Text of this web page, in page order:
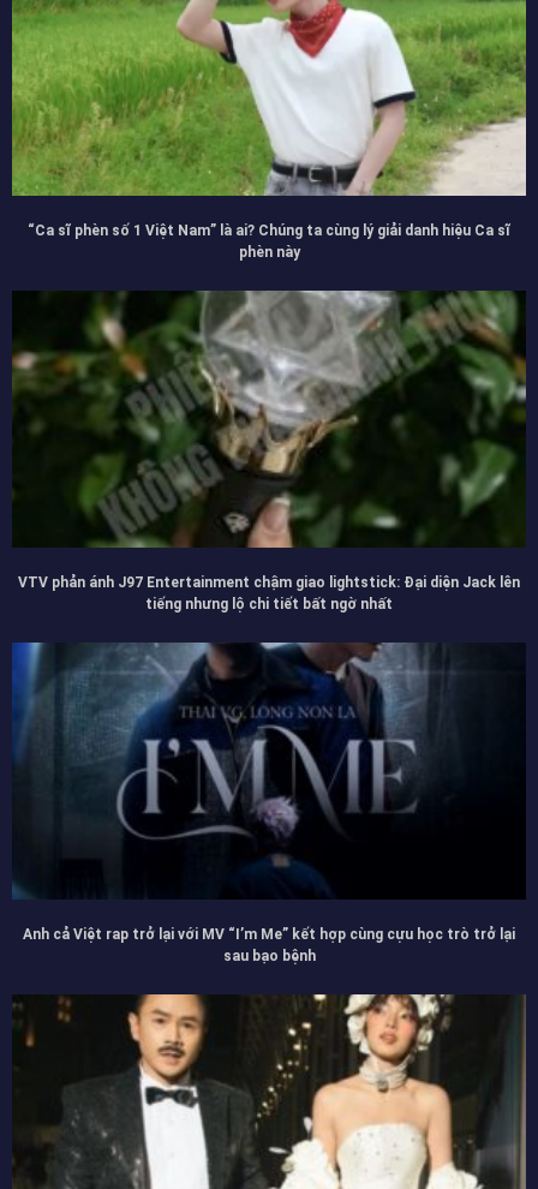
“Ca sĩ phèn số 1 Việt Nam” là ai? Chúng ta cùng lý giải danh hiệu Ca sĩ
phèn này
VTV phản ánh J97 Entertainment chậm giao lightstick: Đại diện Jack lên
tiếng nhưng lộ chi tiết bất ngờ nhất
Anh cả Việt rap trở lại với MV “I’m Me” kết hợp cùng cựu học trò trở lại
sau bạo bệnh